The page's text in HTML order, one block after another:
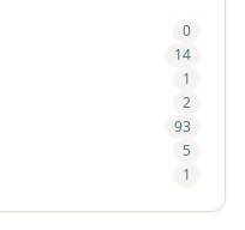
0
14
1
2
93
5
1